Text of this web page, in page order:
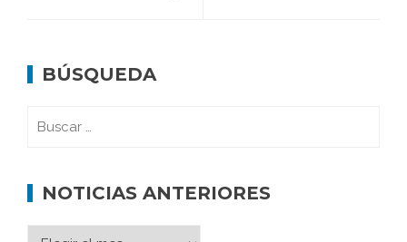
BÚSQUEDA
NOTICIAS ANTERIORES